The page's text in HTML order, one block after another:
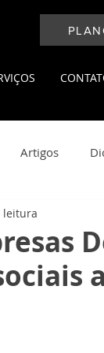
Artigos
Leis
Bem Estar
leitura